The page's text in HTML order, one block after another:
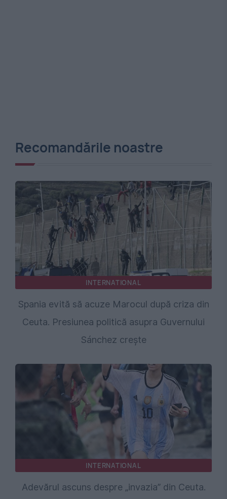
Recomandările noastre
INTERNATIONAL
Spania evită să acuze Marocul după criza din
Ceuta. Presiunea politică asupra Guvernului
Sánchez crește
INTERNATIONAL
Adevărul ascuns despre „invazia” din Ceuta.